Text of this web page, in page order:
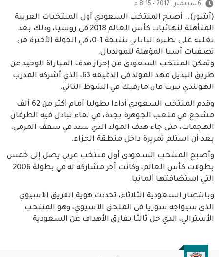
6 سبتمبر , 2017 - 8:15 م
(آشور).. أصبح المنتخب السعودي أول المنتخبات العربية
المتأهلة لنهائيات كأس العالم 2018 في روسيا، وذلك بعد
تغلبه على نظيره الياباني بنتيجة 1-0، في الجولة الأخيرة من
تصفيات آسيا المؤهلة للمونديال.
وتمكن المنتخب السعودي من إحراز هدف المباراة الوحيد عن
طريق البديل فهد المولد في الدقيقة 63، الذي أشركه المدرب
الهولندي بيرت فان مارفيك في الشوط الثاني.
وقدم المنتخب السعودي أداءا بطوليا أمام أكثر من 62 ألف
مشجع في ملعب الجوهرة بجدة، في لقاء تبادل فيه الطرفان
الهجمات، حتى جاء هدف المولد الذي سدد في سقف المرمى،
بعد أن استلم تمريرة داخل منطقة الجزاء.
وأصبح المنتخب السعودي أول منتخب عربي يصل إلى خمس
بطولات كأس العالم، وكانت آخر مشاركة له في بطولة 2006
التي استضافتها ألمانيا.
وبانتصار السعودية الثلاثاء، تحددت هوية الفريق الآسيوي
الذي سيواجه سوريا في الملحق الآسيوي، وهو المنتخب
الأسترالي، الذي حل ثالثا بفارق الأهداف عن السعودية